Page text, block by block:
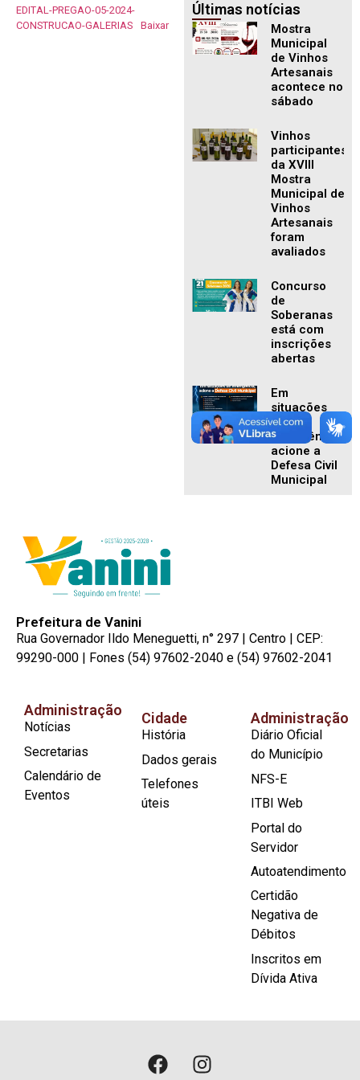
EDITAL-PREGAO-05-2024-
CONSTRUCAO-GALERIAS
Baixar
Últimas notícias
Mostra
Municipal
de Vinhos
Artesanais
acontece no
sábado
Vinhos
participantes
da XVIII
Mostra
Municipal de
Vinhos
Artesanais
foram
avaliados
Concurso
de
Soberanas
está com
inscrições
abertas
Em
situações
de
emergência,
acione a
Defesa Civil
Municipal
Prefeitura de Vanini
Rua Governador Ildo Meneguetti, n° 297 | Centro | CEP:
99290-000 | Fones (54) 97602-2040 e (54) 97602-2041
Administração
Notícias
Secretarias
Calendário de
Eventos
Cidade
História
Dados gerais
Telefones
úteis
Administração
Diário Oficial
do Município
NFS-E
ITBI Web
Portal do
Servidor
Autoatendimento
Certidão
Negativa de
Débitos
Inscritos em
Dívida Ativa